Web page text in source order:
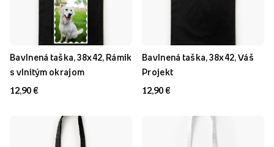
Bavlnená taška, 38x42, Rámik
s vlnitým okrajom
12,90 €
Bavlnená taška, 38x42, Váš
Projekt
12,90 €